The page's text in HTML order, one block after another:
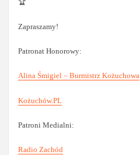
Zapraszamy!
Patronat Honorowy:
Alina Śmigiel – Burmistrz Kożuchowa
Kożuchów.PL
Patroni Medialni:
Radio Zachód